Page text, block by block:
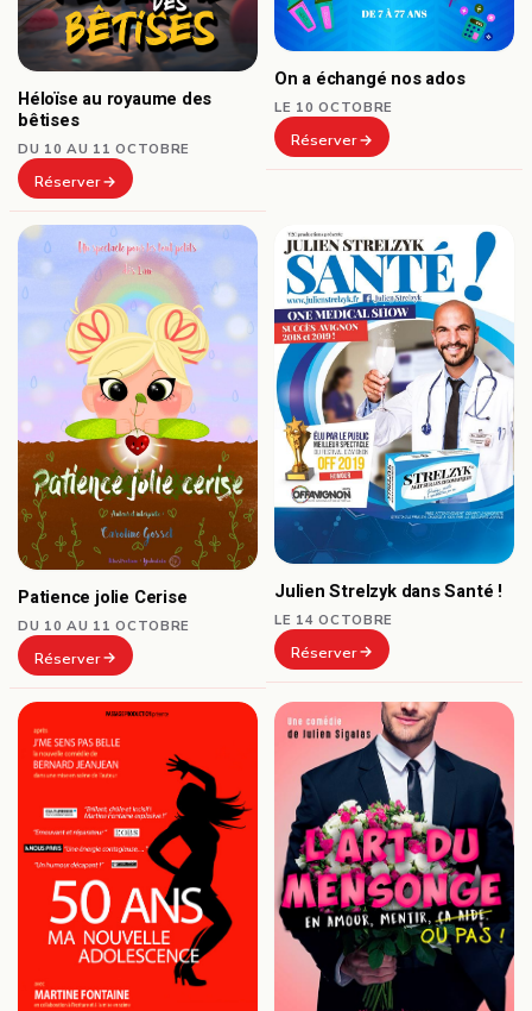
Héloïse au royaume des
bêtises
DU 10 AU 11 OCTOBRE
Réserver
On a échangé nos ados
LE 10 OCTOBRE
Réserver
Patience jolie Cerise
DU 10 AU 11 OCTOBRE
Réserver
Julien Strelzyk dans Santé !
LE 14 OCTOBRE
Réserver